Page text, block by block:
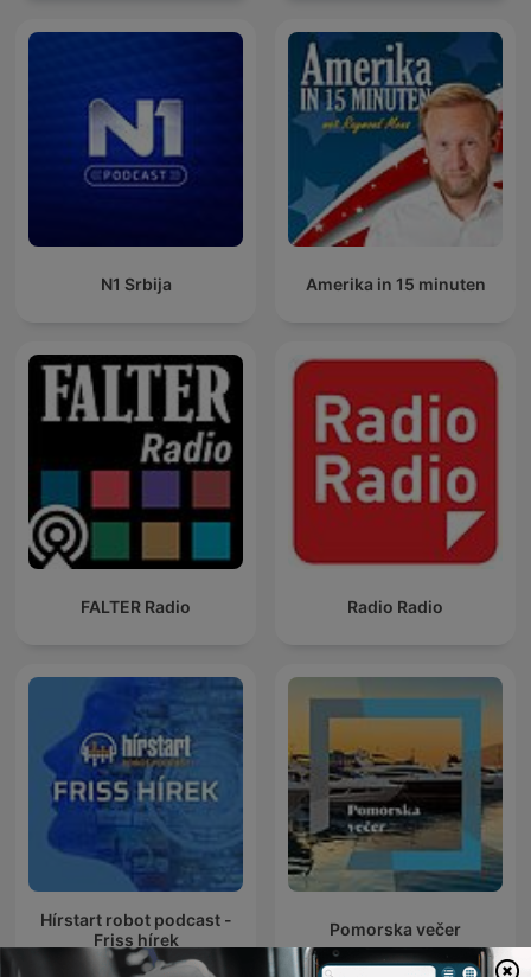
N1 Srbija Amerika in 15 minuten
FALTER Radio Radio Radio
Hírstart robot podcast -
Friss hírek
Pomorska večer